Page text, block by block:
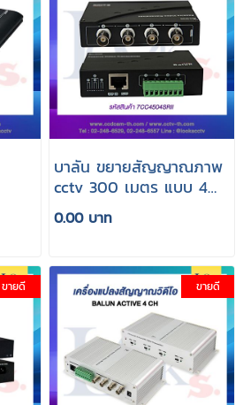
บาลัน ขยายสัญญาณภาพ
cctv 300 เมตร แบบ 4
กล้อง
0.00 บาท
ขายดี ขายดี